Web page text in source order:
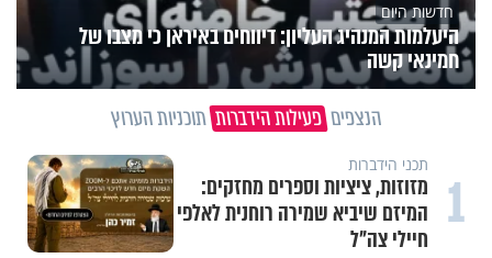
חדשות היום
היעלמות המנהיג העליון: דיווחים באיראן כי מצבו של
חמינאי קשה
הנצפים פעילות הידברות תוכניות הערוץ
1 תכני הידברות
מזוזות, ציציות וספרים מחזקים:
המיזם שיביא שמירה רוחנית לאלפי
חיילי צה"ל